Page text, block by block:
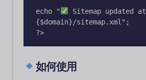
echo "
Sitemap updated at
{$domain}/sitemap.xml";
如何使用